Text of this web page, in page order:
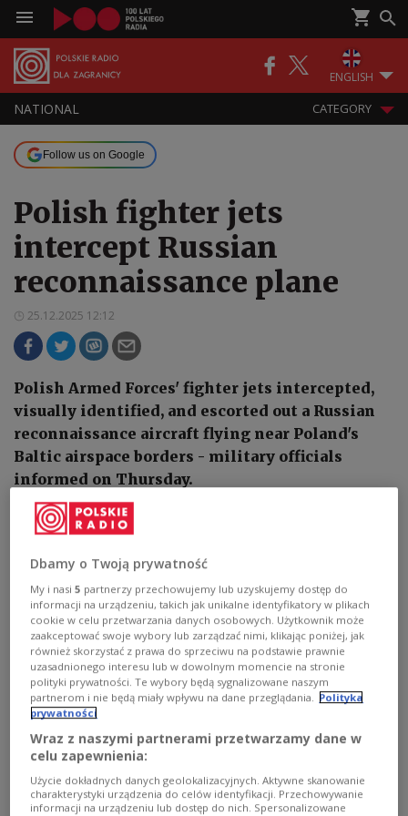
ENGLISH
NATIONAL CATEGORY
Follow us on Google
Polish fighter jets
intercept Russian
reconnaissance plane
25.12.2025 12:12
Polish Armed Forces' fighter jets intercepted,
visually identified, and escorted out a Russian
reconnaissance aircraft flying near Poland's
Baltic airspace borders - military officials
informed on Thursday.
Illustration Image GERARD/REPORTER
"Despite the holiday season, it was a busy night for
the Polish air defense services on duty. This morning,
Dbamy o Twoją prywatność
My i nasi5 partnerzy przechowujemy lub uzyskujemy dostęp do
informacji na urządzeniu, takich jak unikalne identyfikatory w plikach
cookie w celu przetwarzania danych osobowych. Użytkownik może
zaakceptować swoje wybory lub zarządzać nimi, klikając poniżej, jak
również skorzystać z prawa do sprzeciwu na podstawie prawnie
uzasadnionego interesu lub w dowolnym momencie na stronie
polityki prywatności. Te wybory będą sygnalizowane naszym
partnerom i nie będą miały wpływu na dane przeglądania.
Polityka
prywatności
Wraz z naszymi partnerami przetwarzamy dane w
celu zapewnienia:
Użycie dokładnych danych geolokalizacyjnych. Aktywne skanowanie
charakterystyki urządzenia do celów identyfikacji. Przechowywanie
informacji na urządzeniu lub dostęp do nich. Spersonalizowane